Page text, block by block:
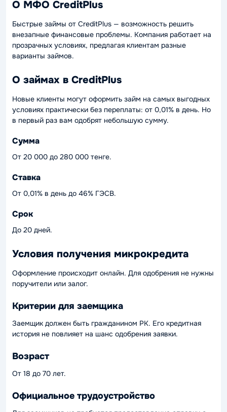
О МФО CreditPlus
Быстрые займы от CreditPlus — возможность решить
внезапные финансовые проблемы. Компания работает на
прозрачных условиях, предлагая клиентам разные
варианты займов.
О займах в CreditPlus
Новые клиенты могут оформить займ на самых выгодных
условиях практически без переплаты: от 0,01% в день. Но
в первый раз вам одобрят небольшую сумму.
Сумма
От 20 000 до 280 000 тенге.
Ставка
От 0,01% в день до 46% ГЭСВ.
Срок
До 20 дней.
Условия получения микрокредита
Оформление происходит онлайн. Для одобрения не нужны
поручители или залог.
Критерии для заемщика
Заемщик должен быть гражданином РК. Его кредитная
история не повлияет на шанс одобрения заявки.
Возраст
От 18 до 70 лет.
Официальное трудоустройство